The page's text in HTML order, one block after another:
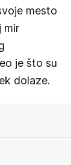
mesto
mir
je što su
dolaze.